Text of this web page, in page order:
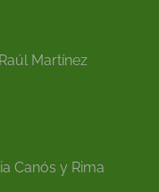
Martínez
Canós y Rima